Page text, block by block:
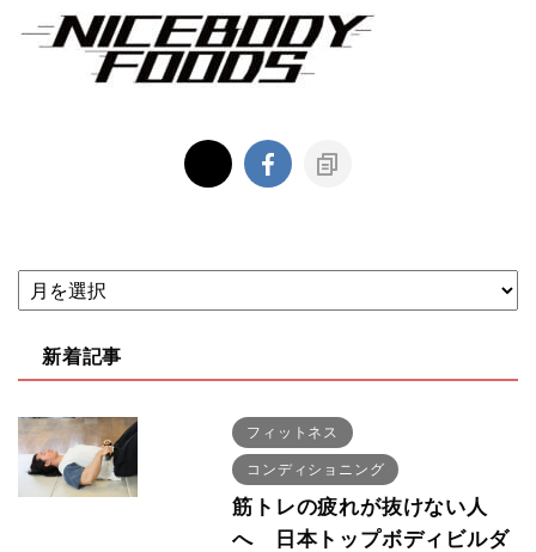
新着記事
フィットネス
コンディショニング
筋トレの疲れが抜けない人
へ 日本トップボディビルダ